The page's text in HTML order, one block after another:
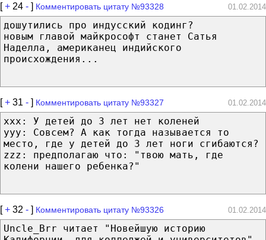
[+ 24 - ] Комментировать цитату №93328 01.02.2014
дошутились про индусский кодинг?
новым главой майкрософт станет Сатья
Наделла, американец индийского
происхождения...
[+ 31 - ] Комментировать цитату №93327 01.02.2014
ххх: У детей до 3 лет нет коленей
ууу: Совсем? А как тогда называется то
место, где у детей до 3 лет ноги сгибаются?
zzz: предполагаю что: "твою мать, где
колени нашего ребенка?"
[+ 32 - ] Комментировать цитату №93326 01.02.2014
Uncle_Brr читает "Новейшую историю